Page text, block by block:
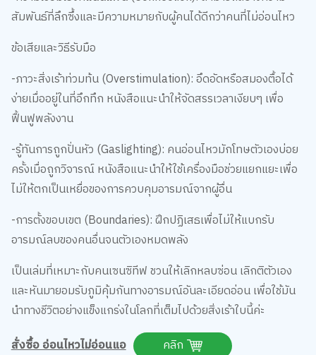
สัมพันธ์ที่ลึกซึ้งและมีความหมายกับผู้คนได้ดีกว่าคนที่ไม่อ่อนไหว
ข้อเสียและวิธีรับมือ
-ภาวะสิ่งเร้าท่วมท้น (Overstimulation): อึดอัดหรือสมองตื้อได้
ง่ายเมื่ออยู่ในที่อึกทึก หนังสือแนะนำให้จัดสรรเวลาเงียบๆ เพื่อ
ฟื้นฟูพลังงาน
-รู้ทันการถูกปั่นหัว (Gaslighting): คนอ่อนไหวมักโทษตัวเองบ่อย
ครั้งเมื่อถูกวิจารณ์ หนังสือแนะนำให้ใช้เครื่องมือช่วยแยกแยะเพื่อ
ไม่ให้ตกเป็นเหยื่อของการควบคุมอารมณ์จากผู้อื่น
-การตั้งขอบเขต (Boundaries): ฝึกปฏิเสธเพื่อไม่ให้แบกรับ
อารมณ์ลบของคนอื่นจนตัวเองหมดพลัง
เป็นเล่มที่เหมาะกับคนเซนซิทีฟ ชวนให้เลิกหลบซ่อน เลิกติตัวเอง
และหันมายอมรับภูมิคุ้มกันทางอารมณ์อันละเอียดอ่อน เพื่อใช้มัน
นำทางชีวิตอย่างแข็งแกร่งในโลกที่เต็มไปด้วยสิ่งเร้าใบนี้ค่ะ
สั่งซื้อ อ่อนไหวไม่อ่อนแอ
คลิก